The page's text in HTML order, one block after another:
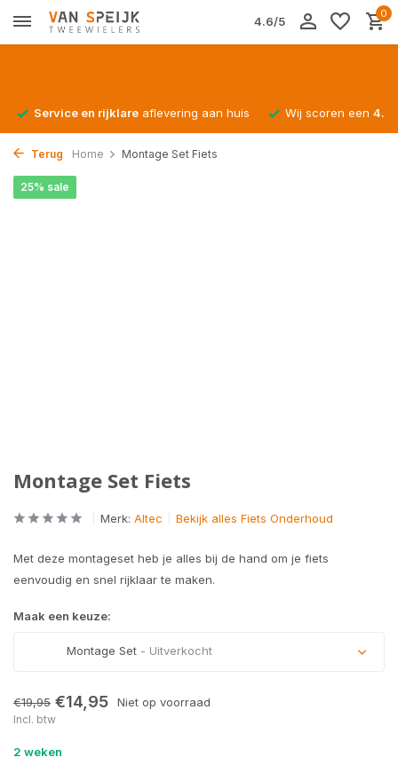
4.6/5
0
Service en rijklare aflevering aan huis Wij scoren een
Terug Home Montage Set Fiets
Montage Set Fiets
25% sale
Merk: Altec Bekijk alles Fiets Onderhoud
Met deze montageset heb je alles bij de hand om je fiets
eenvoudig en snel rijklaar te maken.
Maak een keuze:
Montage Set - Uitverkocht
€19,95 €14,95 Niet op voorraad
Incl. btw
2 weken